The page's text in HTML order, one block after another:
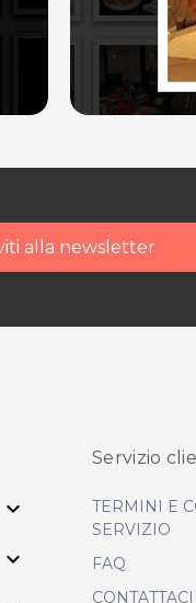
alla newsletter
expand_more
expand_more
Servizio
TERMINI E
SERVIZIO
FAQ
CONTATTACI